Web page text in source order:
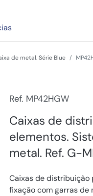
de metal. Série Blue
Ref. MP42HGW
Caixas de
elementos.
metal. Ref. G-
Caixas de distribuição
fixação com garras de